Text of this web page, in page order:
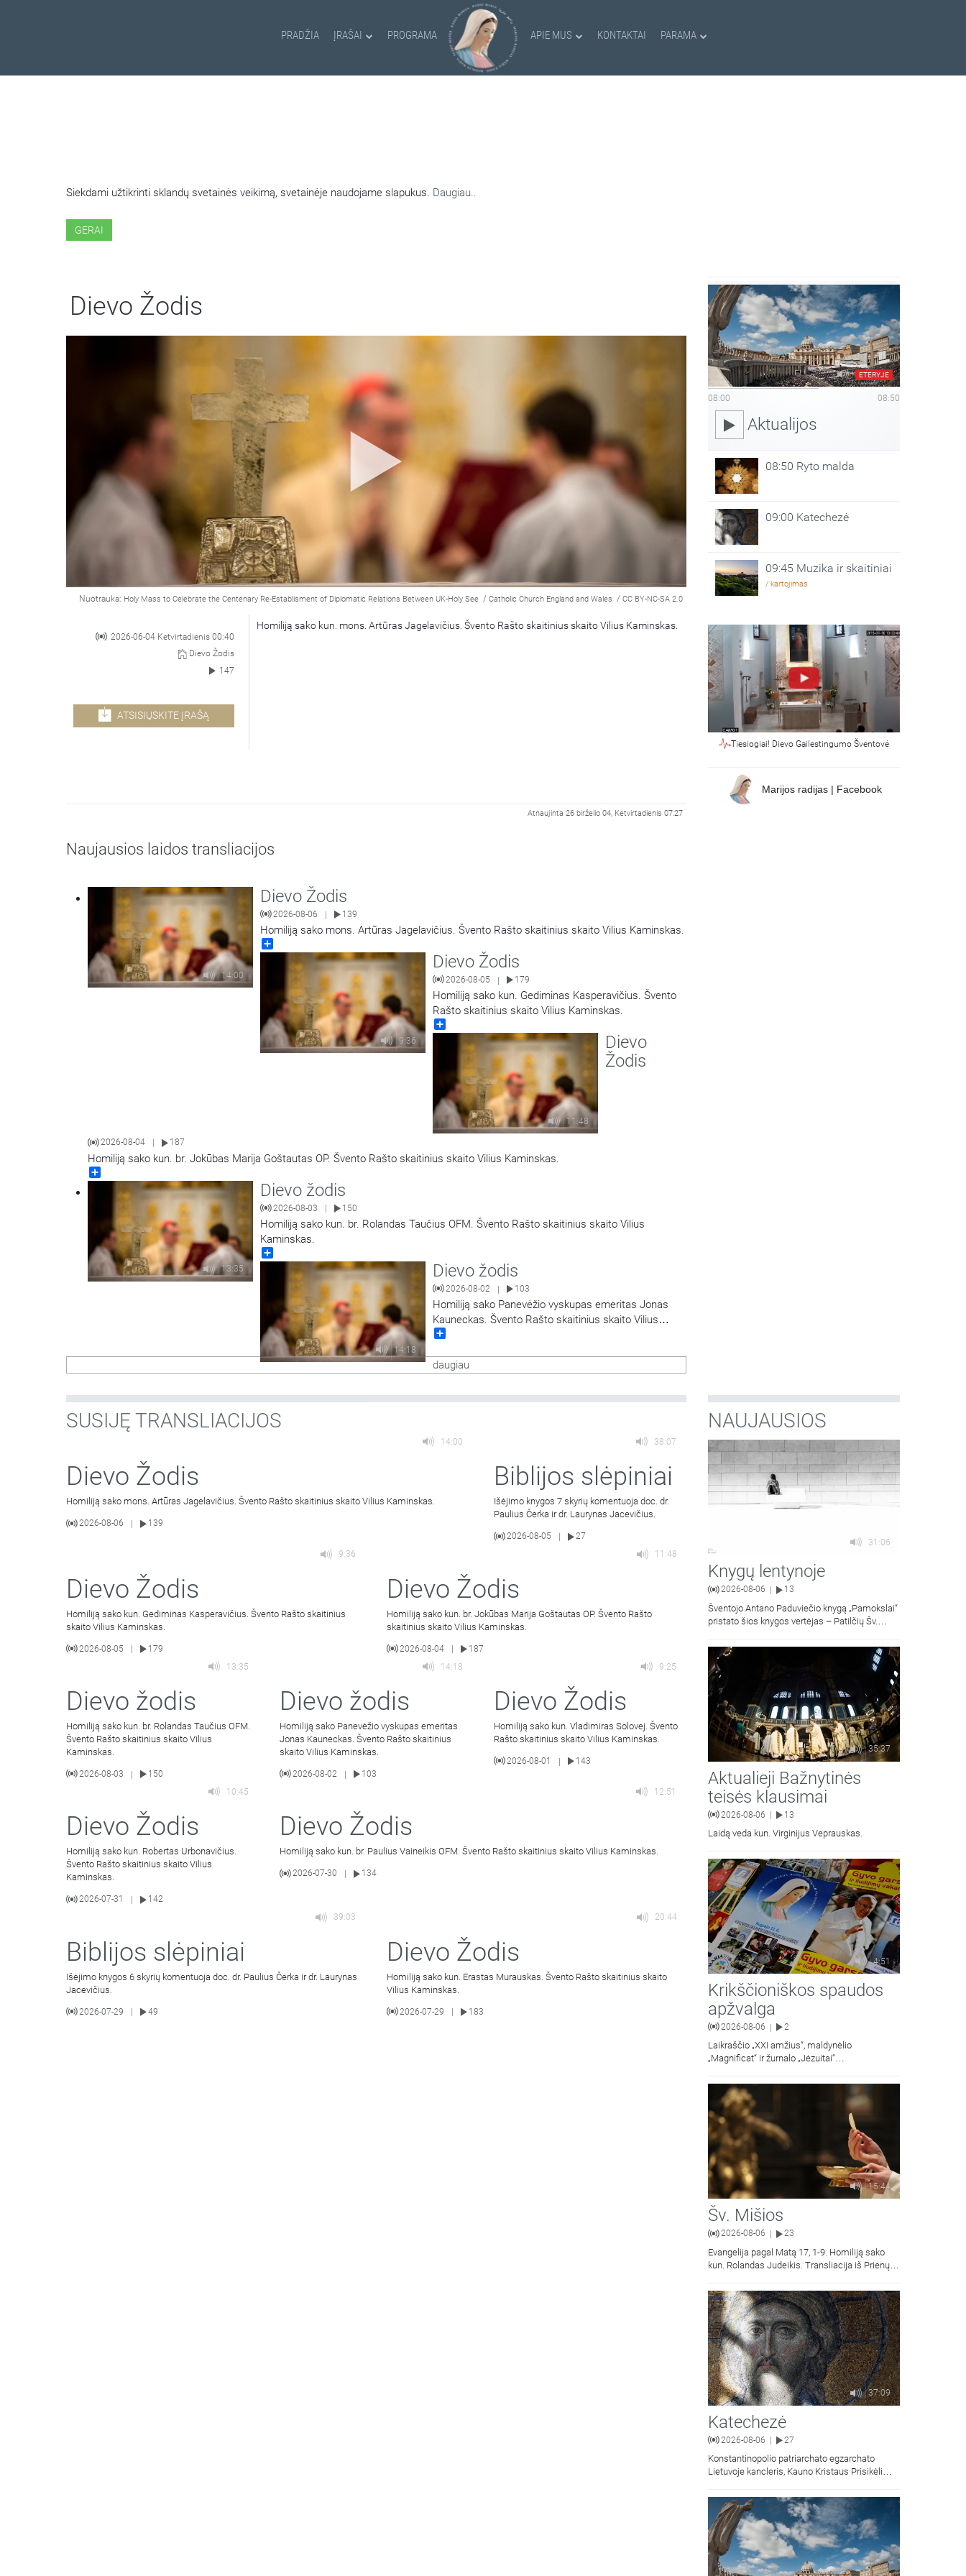
PRADŽIA ĮRAŠAI PROGRAMA APIE MUS KONTAKTAI PARAMA
Siekdami užtikrinti sklandų svetainės veikimą, svetainėje naudojame slapukus. Daugiau..
GERAI
Dievo Žodis
Nuotrauka: Holy Mass to Celebrate the Centenary Re-Establisment of Diplomatic Relations Between UK-Holy See / Catholic Church England and Wales / CC BY-NC-SA 2.0
2026-06-04 Ketvirtadienis 00:40
Dievo Žodis
147
ATSISIŲSKITE ĮRAŠĄ
Homiliją sako kun. mons. Artūras Jagelavičius. Švento Rašto skaitinius skaito Vilius Kaminskas.
Atnaujinta 26 birželio 04, Ketvirtadienis 07:27
Naujausios laidos transliacijos
14:00
Dievo Žodis
2026-08-06 | 139
Homiliją sako mons. Artūras Jagelavičius. Švento Rašto skaitinius skaito Vilius Kaminskas.
9:36
Dievo Žodis
2026-08-05 | 179
Homiliją sako kun. Gediminas Kasperavičius. Švento
Rašto skaitinius skaito Vilius Kaminskas.
11:48
Dievo
Žodis
2026-08-04 187
Homiliją sako kun. br. Jokūbas Marija Goštautas OP. Švento Rašto skaitinius skaito Vilius Kaminskas.
13:35
Dievo žodis
2026-08-03 150
Homiliją sako kun. br. Rolandas Taučius OFM. Švento Rašto skaitinius skaito Vilius
Kaminskas.
14:18
Dievo žodis
2026-08-02 | 103
Homiliją sako Panevėžio vyskupas emeritas Jonas
Kauneckas. Švento Rašto skaitinius skaito Vilius
Kaminskas.
daugiau
ETERYJE
08:00 08:50
Aktualijos
08:50 Ryto malda
09:00 Katechezė
09:45 Muzika ir skaitiniai
/ kartojimas
Tiesiogiai! Dievo Gailestingumo Šventovė
Marijos radijas | Facebook
SUSIJĘ TRANSLIACIJOS
14:00
Dievo Žodis
Homiliją sako mons. Artūras Jagelavičius. Švento Rašto skaitinius skaito Vilius Kaminskas.
2026-08-06 139
38:07
Biblijos slėpiniai
Išėjimo knygos 7 skyrių komentuoja doc. dr.
Paulius Čerka ir dr. Laurynas Jacevičius.
2026-08-05
27
9:36
Dievo Žodis
Homiliją sako kun. Gediminas Kasperavičius. Švento Rašto skaitinius
skaito Vilius Kaminskas.
2026-08-05 179
11:48
Dievo Žodis
Homiliją sako kun. br. Jokūbas Marija Goštautas OP. Švento Rašto
skaitinius skaito Vilius Kaminskas.
2026-08-04
187
13:35
Dievo žodis
Homiliją sako kun. br. Rolandas Taučius OFM.
Švento Rašto skaitinius skaito Vilius
Kaminskas.
2026-08-03 | 150
14:18
Dievo žodis
Homiliją sako Panevėžio vyskupas emeritas
Jonas Kauneckas. Švento Rašto skaitinius
skaito Vilius Kaminskas.
2026-08-02 | 103
9:25
Dievo Žodis
Homiliją sako kun. Vladimiras Solovej. Švento
Rašto skaitinius skaito Vilius Kaminskas.
2026-08-01 | 143
10:45
Dievo Žodis
Homiliją sako kun. Robertas Urbonavičius.
Švento Rašto skaitinius skaito Vilius
Kaminskas.
2026-07-31 142
12:51
Dievo Žodis
Homiliją sako kun. br. Paulius Vaineikis OFM. Švento Rašto skaitinius skaito Vilius Kaminskas.
2026-07-30 134
39:03
Biblijos slėpiniai
Išėjimo knygos 6 skyrių komentuoja doc. dr. Paulius Čerka ir dr. Laurynas
Jacevičius.
2026-07-29 49
20:44
Dievo Žodis
Homiliją sako kun. Erastas Murauskas. Švento Rašto skaitinius skaito
Vilius Kaminskas.
2026-07-29 183
NAUJAUSIOS
31:06
Knygų lentynoje
2026-08-06 13
Šventojo Antano Paduviečio knygą „Pamokslai“
pristato šios knygos vertėjas – Patilčių Šv.
moralinės teologijos dr. Algirdas Petras
35:37
Aktualieji Bažnytinės
teisės klausimai
2026-08-06 13
Laidą veda kun. Virginijus Veprauskas.
4:51
Krikščioniškos spaudos
apžvalga
2026-08-06 | 2
Laikraščio „XXI amžius“, maldynėlio
„Magnificat“ ir žurnalo „Jėzuitai“
15:44
Šv. Mišios
2026-08-06 23
Evangelija pagal Matą 17, 1-9. Homiliją sako
kun. Rolandas Judeikis. Transliacija iš Prienų
37:09
Katechezė
2026-08-06 27
Konstantinopolio patriarchato egzarchato
Lietuvoje kancleris, Kauno Kristaus Prisikėlimo
kunigas Vitalijus Mockus pasakoja apie
Kristaus Atsimainymo šventę.